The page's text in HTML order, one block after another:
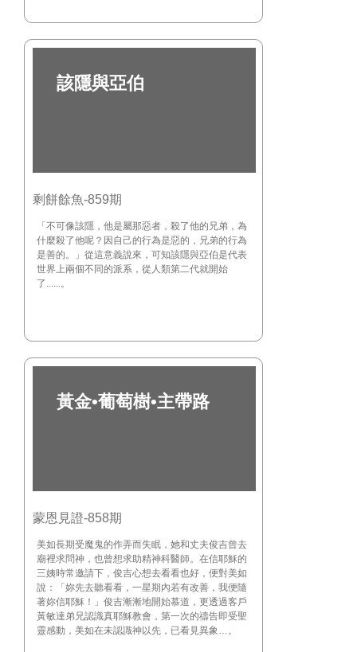
該隱與亞伯
剩餅餘魚-859期
「不可像該隱，他是屬那惡者，殺了他的兄弟，為
什麼殺了他呢？因自己的行為是惡的，兄弟的行為
是善的。」從這意義說來，可知該隱與亞伯是代表
世界上兩個不同的派系，從人類第二代就開始
了......。
黃金•葡萄樹•主帶路
蒙恩見證-858期
美如長期受魔鬼的作弄而失眠，她和丈夫俊吉曾去
廟裡求問神，也曾想求助精神科醫師。在信耶穌的
三姨時常邀請下，俊吉心想去看看也好，便對美如
說：「妳先去聽看看，一星期內若有改善，我便隨
著妳信耶穌！」俊吉漸漸地開始慕道，更透過客戶
黃敏達弟兄認識真耶穌教會，第一次的禱告即受聖
靈感動，美如在未認識神以先，已看見異象…。